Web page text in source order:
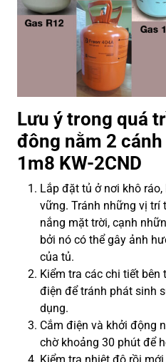
Lưu ý trong quá
đông nằm 2
1m8 KW-2CND
Lắp đặt tủ ở nơi khô
vững. Tránh những vị trí
nắng mặt trời, cạnh
bởi nó có thể gây ảnh
của tủ.
Kiểm tra các chi tiết
điện để tránh phát sinh
dụng.
Cắm điện và khởi động
chờ khoảng 30 phút để